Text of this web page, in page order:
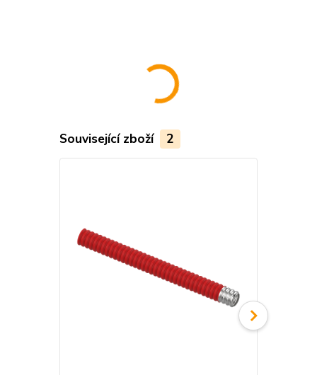
Související zboží 2